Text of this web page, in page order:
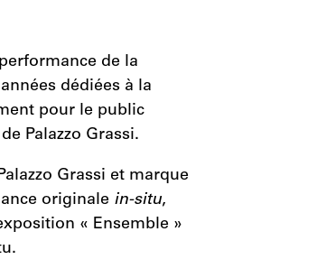
de la
dédiées à la
pour le public
Palazzo Grassi.
Grassi et marque
originale in-situ,
« Ensemble »